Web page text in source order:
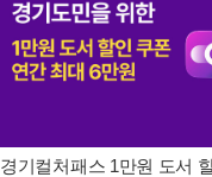
경기컬처패스 1만원 도서